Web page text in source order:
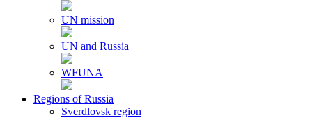
UN mission
UN and Russia
WFUNA
Regions of Russia
Sverdlovsk region